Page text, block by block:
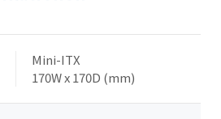
Mini-ITX
170W x 170D (mm)